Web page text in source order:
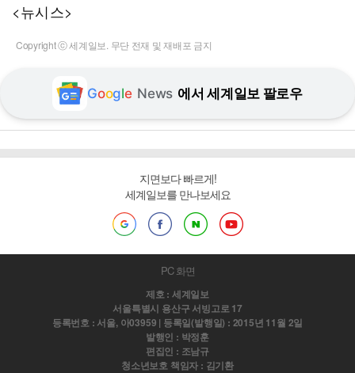
<뉴시스>
Copyright ⓒ 세계일보. 무단 전재 및 재배포 금지
Google News 에서 세계일보 팔로우
지면보다 빠르게!
세계일보를 만나보세요
PC 화면
제호 : 세계일보
서울특별시 용산구 서빙고로 17
등록번호 : 서울, 아03959 | 등록일(발행일) : 2015년 11월 2일
발행인 : 박정훈
편집인 : 조남규
청소년보호 책임자 : 김기환